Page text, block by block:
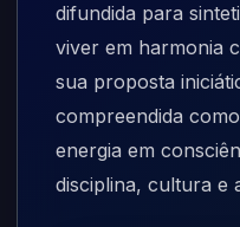
difundida para
viver em harmonia
sua proposta
compreendida
energia em
disciplina, cultura e